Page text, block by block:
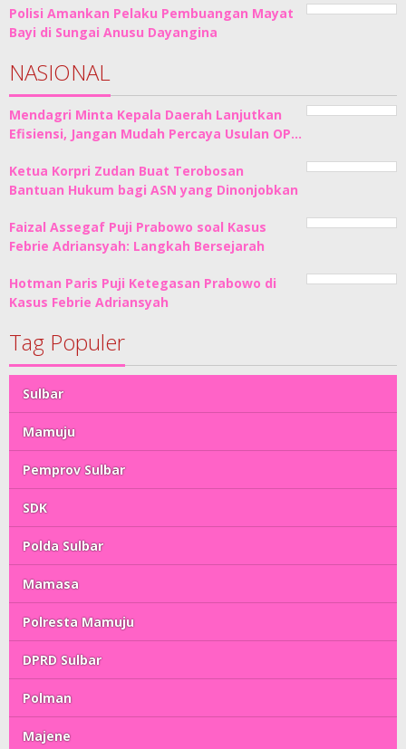
Polisi Amankan Pelaku Pembuangan Mayat
Bayi di Sungai Anusu Dayangina
NASIONAL
Mendagri Minta Kepala Daerah Lanjutkan
Efisiensi, Jangan Mudah Percaya Usulan OP…
Ketua Korpri Zudan Buat Terobosan
Bantuan Hukum bagi ASN yang Dinonjobkan
Faizal Assegaf Puji Prabowo soal Kasus
Febrie Adriansyah: Langkah Bersejarah
Hotman Paris Puji Ketegasan Prabowo di
Kasus Febrie Adriansyah
Tag Populer
Sulbar
Mamuju
Pemprov Sulbar
SDK
Polda Sulbar
Mamasa
Polresta Mamuju
DPRD Sulbar
Polman
Majene